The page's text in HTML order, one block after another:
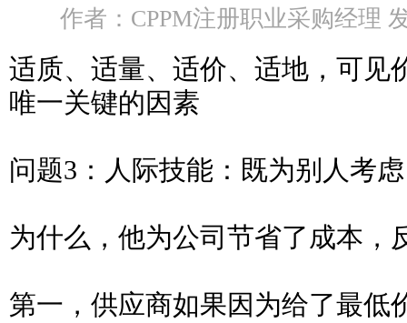
作者：CPPM注册职业采购经理
适质、适量、适价、适地，可见
唯一关键的因素
问题3：人际技能：既为别人考
为什么，他为公司节省了成本，
第一，供应商如果因为给了最低